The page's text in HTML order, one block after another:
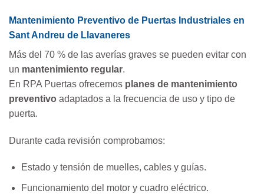
Mantenimiento Preventivo de Puertas Industriales en
Sant Andreu de Llavaneres
Más del 70 % de las averías graves se pueden evitar con
un mantenimiento regular.
En RPA Puertas ofrecemos planes de mantenimiento
preventivo adaptados a la frecuencia de uso y tipo de
puerta.
Durante cada revisión comprobamos:
Estado y tensión de muelles, cables y guías.
Funcionamiento del motor y cuadro eléctrico.